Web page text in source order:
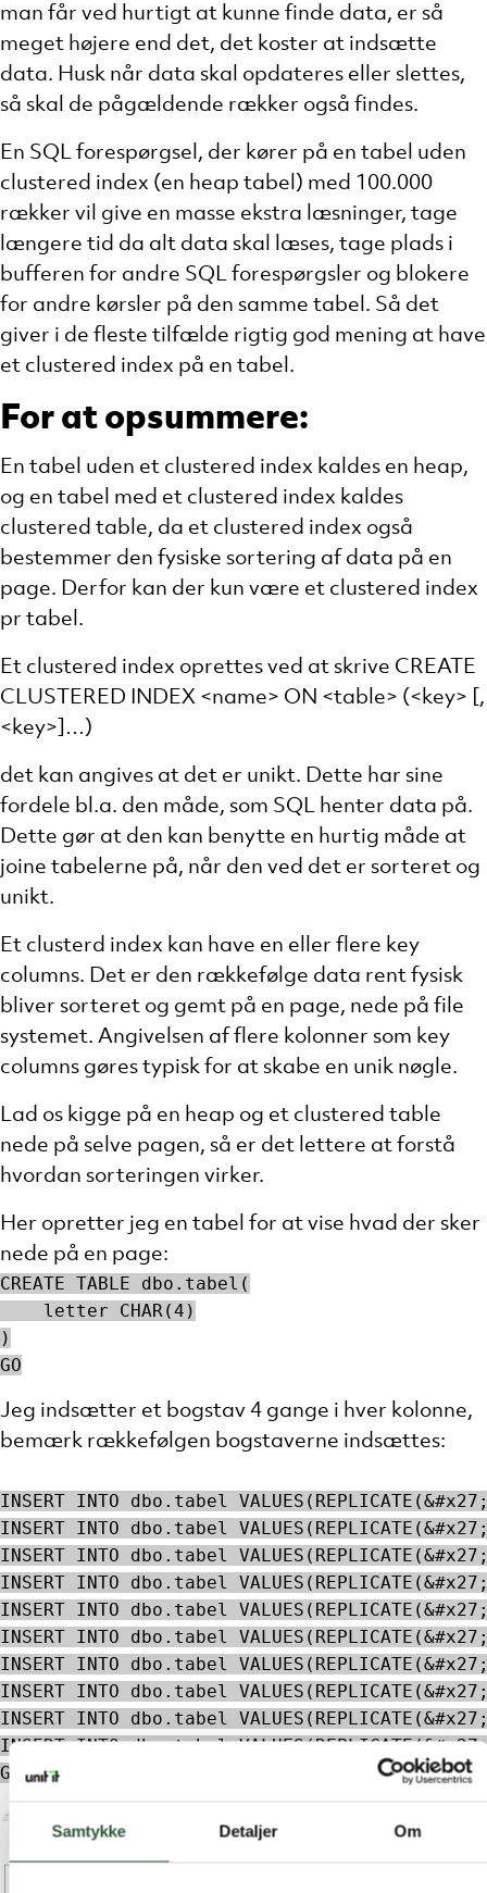
Samtykke Detaljer Om
man får ved hurtigt at kunne finde data, er så
meget højere end det, det koster at indsætte
data. Husk når data skal opdateres eller slettes,
så skal de pågældende rækker også findes.
En SQL forespørgsel, der kører på en tabel uden
clustered index (en heap tabel) med 100.000
rækker vil give en masse ekstra læsninger, tage
længere tid da alt data skal læses, tage plads i
bufferen for andre SQL forespørgsler og blokere
for andre kørsler på den samme tabel. Så det
giver i de fleste tilfælde rigtig god mening at have
et clustered index på en tabel.
For at opsummere:
En tabel uden et clustered index kaldes en heap,
og en tabel med et clustered index kaldes
clustered table, da et clustered index også
bestemmer den fysiske sortering af data på en
page. Derfor kan der kun være et clustered index
pr tabel.
Et clustered index oprettes ved at skrive CREATE
CLUSTERED INDEX <name> ON <table> (<key> [,
<key>]…)
det kan angives at det er unikt. Dette har sine
fordele bl.a. den måde, som SQL henter data på.
Dette gør at den kan benytte en hurtig måde at
joine tabelerne på, når den ved det er sorteret og
unikt.
Et clusterd index kan have en eller flere key
columns. Det er den rækkefølge data rent fysisk
bliver sorteret og gemt på en page, nede på file
systemet. Angivelsen af flere kolonner som key
columns gøres typisk for at skabe en unik nøgle.
Lad os kigge på en heap og et clustered table
nede på selve pagen, så er det lettere at forstå
hvordan sorteringen virker.
Her opretter jeg en tabel for at vise hvad der sker
nede på en page:
CREATE TABLE dbo.tabel(
    letter CHAR(4)
)
GO
Jeg indsætter et bogstav 4 gange i hver kolonne,
bemærk rækkefølgen bogstaverne indsættes:
INSERT INTO dbo.tabel
INSERT INTO dbo.tabel
INSERT INTO dbo.tabel
INSERT INTO dbo.tabel
INSERT INTO dbo.tabel
INSERT INTO dbo.tabel
INSERT INTO dbo.tabel
INSERT INTO dbo.tabel
INSERT INTO dbo.tabel
INSERT INTO dbo.tabel
GO